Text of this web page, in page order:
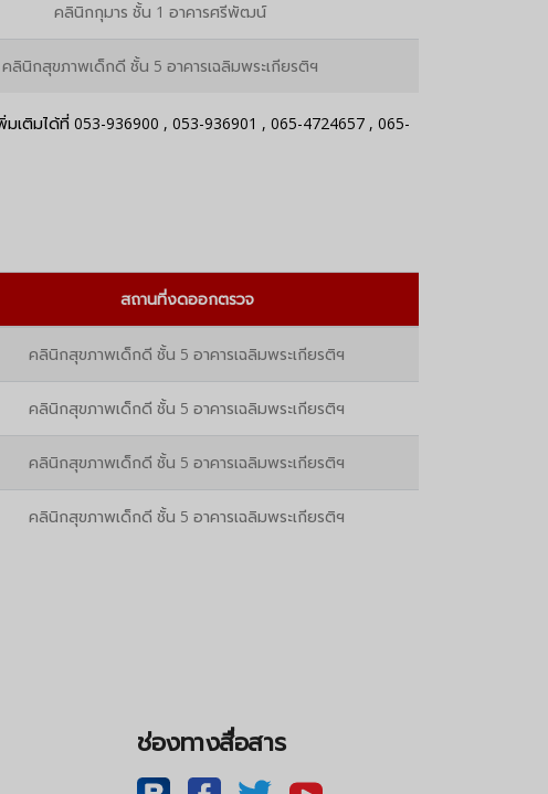
คลินิกกุมาร ชั้น 1 อาคารศรีพัฒน์
คลินิกสุขภาพเด็กดี ชั้น 5 อาคารเฉลิมพระเกียรติฯ
มเติมได้ที่ 053-936900 , 053-936901 , 065-4724657 , 065-
สถานที่งดออกตรวจ
คลินิกสุขภาพเด็กดี ชั้น 5 อาคารเฉลิมพระเกียรติฯ
คลินิกสุขภาพเด็กดี ชั้น 5 อาคารเฉลิมพระเกียรติฯ
คลินิกสุขภาพเด็กดี ชั้น 5 อาคารเฉลิมพระเกียรติฯ
คลินิกสุขภาพเด็กดี ชั้น 5 อาคารเฉลิมพระเกียรติฯ
ช่องทางสื่อสาร